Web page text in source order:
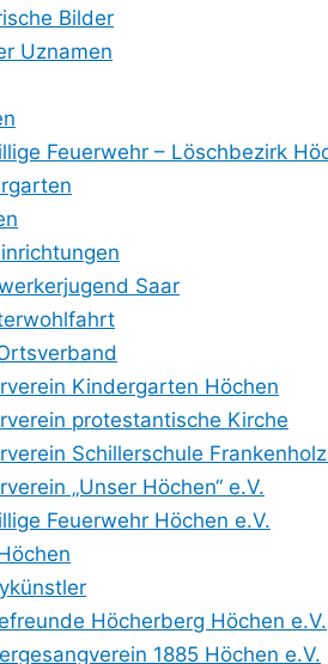
Bilder
Uznamen
Feuerwehr – Löschbezirk
Saar
Kindergarten Höchen
protestantische Kirche
Schillerschule
„Unser Höchen“ e.V.
Feuerwehr Höchen e.V.
Höcherberg Höchen e.V.
1885 Höchen e.V.